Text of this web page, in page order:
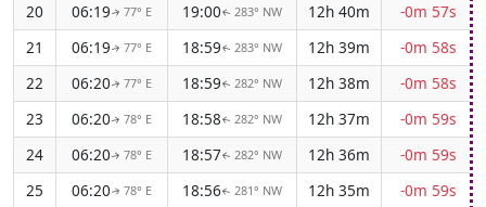
20
06:19↑ 77° E 19:00↑ 283° NW 12h 40m
-0m 57s
21
06:19↑ 77° E 18:59↑ 283° NW 12h 39m
-0m 58s
22
06:20↑ 77° E 18:59↑ 282° NW 12h 38m
-0m 58s
23
06:20↑ 78° E 18:58↑ 282° NW 12h 37m
-0m 59s
24
06:20↑ 78° E 18:57↑ 282° NW 12h 36m
-0m 59s
25
06:20↑ 78° E 18:56↑ 281° NW 12h 35m
-0m 59s